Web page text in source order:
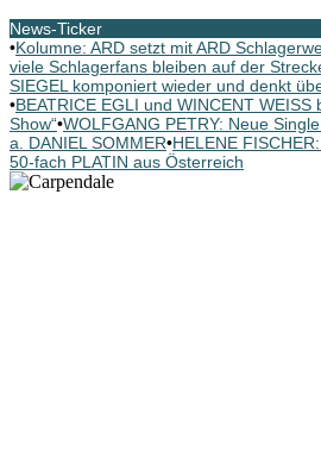
News-Ticker
•Kolumne: ARD setzt mit ARD
viele Schlagerfans bleiben auf der
SIEGEL komponiert wieder und denkt
•BEATRICE EGLI und WINCENT WEISS
Show“•WOLFGANG PETRY: Neue
a. DANIEL SOMMER•HELENE
50-fach PLATIN aus Österreich